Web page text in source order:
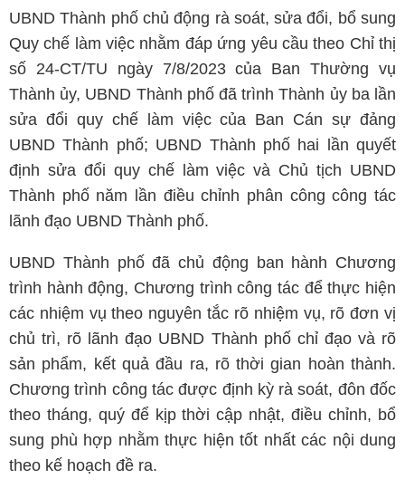
UBND Thành phố chủ động rà soát, sửa đổi, bổ sung
Quy chế làm việc nhằm đáp ứng yêu cầu theo Chỉ thị
số 24-CT/TU ngày 7/8/2023 của Ban Thường vụ
Thành ủy, UBND Thành phố đã trình Thành ủy ba lần
sửa đổi quy chế làm việc của Ban Cán sự đảng
UBND Thành phố; UBND Thành phố hai lần quyết
định sửa đổi quy chế làm việc và Chủ tịch UBND
Thành phố năm lần điều chỉnh phân công công tác
lãnh đạo UBND Thành phố.
UBND Thành phố đã chủ động ban hành Chương
trình hành động, Chương trình công tác để thực hiện
các nhiệm vụ theo nguyên tắc rõ nhiệm vụ, rõ đơn vị
chủ trì, rõ lãnh đạo UBND Thành phố chỉ đạo và rõ
sản phẩm, kết quả đầu ra, rõ thời gian hoàn thành.
Chương trình công tác được định kỳ rà soát, đôn đốc
theo tháng, quý để kịp thời cập nhật, điều chỉnh, bổ
sung phù hợp nhằm thực hiện tốt nhất các nội dung
theo kế hoạch đề ra.